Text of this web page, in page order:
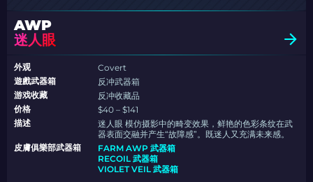
AWP
迷人眼
外观
Covert
遊戲武器箱
反冲武器箱
游戏收藏
反冲收藏品
价格
$40 – $141
描述
迷人眼 模仿摄影中的畸变效果，鲜艳的色彩条纹在武
器表面交融并产生“故障感”。既迷人又充满未来感。
皮膚俱樂部武器箱
FARM AWP 武器箱
RECOIL 武器箱
VIOLET VEIL 武器箱